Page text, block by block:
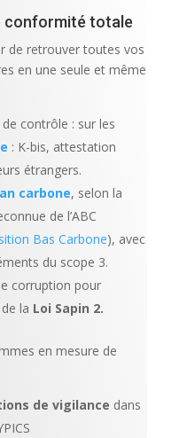
conformité totale
de retrouver toutes vos
en une seule et même
contrôle : sur les
: K-bis, attestation
étrangers.
carbone, selon la
de l’ABC
Bas Carbone), avec
du scope 3.
corruption pour
la Loi Sapin 2.
en mesure de
de vigilance dans